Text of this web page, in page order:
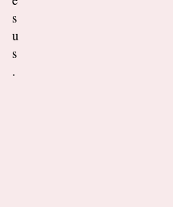
s
u
s
.